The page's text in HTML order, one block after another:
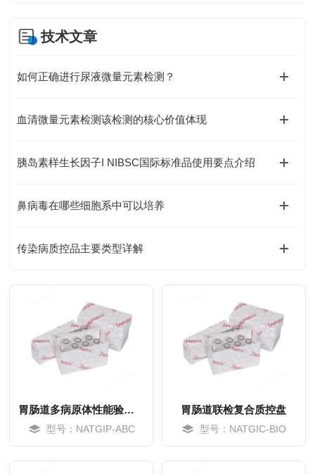
技术文章
如何正确进行尿液微量元素检测？
血清微量元素检测该检测的核心价值体现
胰岛素样生长因子I NIBSC国际标准品使用要点介绍
鼻病毒在哪些细胞系中可以培养
传染病质控品主要类型详解
胃肠道多病原体性能验证盘
型号：NATGIP-ABC
胃肠道联检复合质控盘
型号：NATGIC-BIO